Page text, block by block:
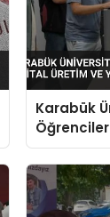
Karabük
Yapay